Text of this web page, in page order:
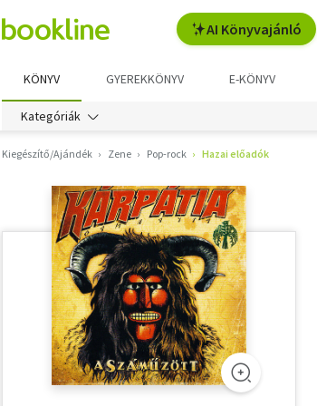
AI Könyvajánló
KÖNYV GYEREKKÖNYV E-KÖNYV
Kategóriák
Kiegészítő/Ajándék Zene Pop-rock Hazai előadók